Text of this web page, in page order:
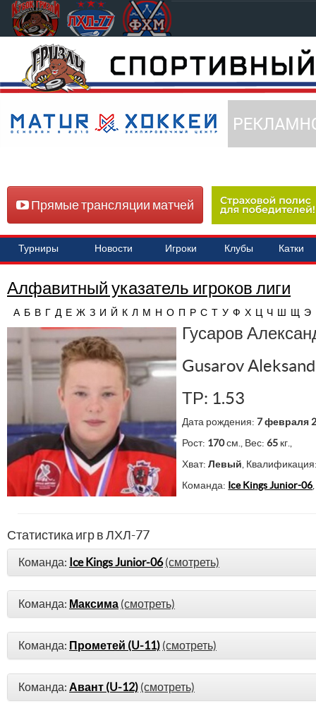
Прямые трансляции матчей
Турниры Новости Игроки Клубы Катки
Алфавитный указатель игроков лиги
А Б В Г Д Е Ж З И Й К Л М Н О П Р С Т У Ф Х Ц Ч Ш Щ Э
Гусаров
Gusarov
ТР: 1.53
Дата рождения:7 февраля
Рост: 170см., Вес:65 кг.,
Хват:Левый ,
Команда: Ice Kings Junior-06
Статистика игр в ЛХЛ-77
Команда: Ice Kings Junior-06 (смотреть)
Команда: Максима (смотреть)
Команда: Прометей (U-11) (смотреть)
Команда: Авант (U-12) (смотреть)